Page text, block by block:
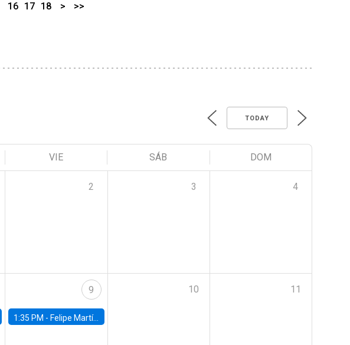
16 17 18 > >>
TODAY
VIE SÁB DOM
2 3 4
9
1:35 PM - Felipe Martínez, alumno Doctorado en Economía UC
10 11